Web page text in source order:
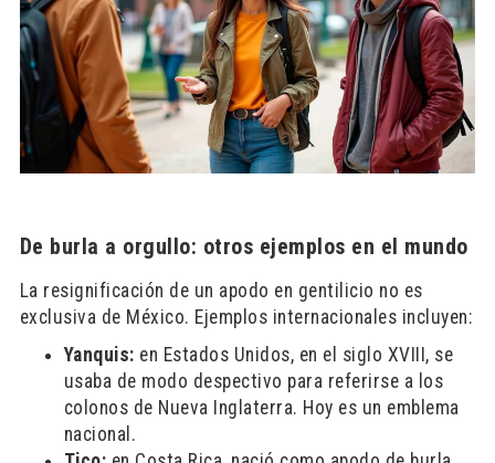
De burla a orgullo: otros ejemplos en el mundo
La resignificación de un apodo en gentilicio no es
exclusiva de México. Ejemplos internacionales incluyen:
Yanquis: en Estados Unidos, en el siglo XVIII, se
usaba de modo despectivo para referirse a los
colonos de Nueva Inglaterra. Hoy es un emblema
nacional.